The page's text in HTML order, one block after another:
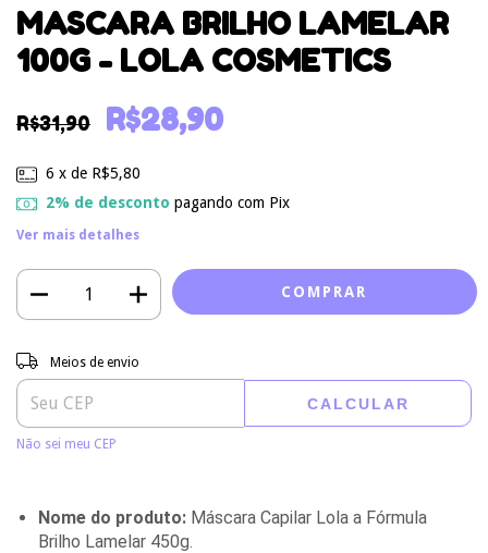
MASCARA BRILHO LAMELAR
100G - LOLA COSMETICS
R$31,90 R$28,90
6 x de R$5,80
2% de desconto pagando com Pix
Ver mais detalhes
Entregas para o CEP:
Meios de envio
CALCULAR
Não sei meu CEP
Nome do produto: Máscara Capilar Lola a Fórmula
Brilho Lamelar 450g.